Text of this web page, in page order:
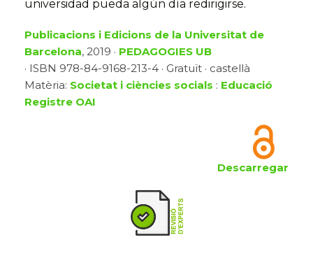
universidad pueda algún día redirigirse.
Publicacions i Edicions de la Universitat de
Barcelona, 2019 · PEDAGOGIES UB
· ISBN 978-84-9168-213-4 · Gratuït · castellà
Matèria: Societat i ciències socials : Educació
Registre OAI
Descarregar